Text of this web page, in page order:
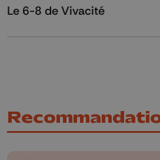
Le 6-8 de Vivacité